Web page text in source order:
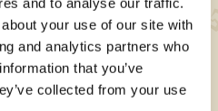
your use of our site with
and analytics partners who
that you’ve
collected from your use
モンスターハンターパズ
公式』 X アカウント
ローしてください。